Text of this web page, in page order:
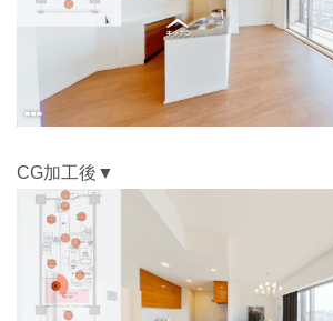
CG加工後▼